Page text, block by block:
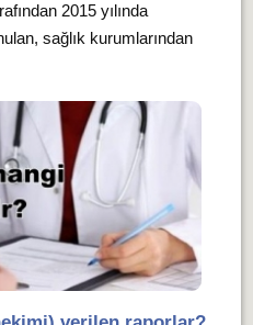
2015 yılında
sağlık kurumlarından